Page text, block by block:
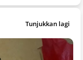
Tunjukkan lagi